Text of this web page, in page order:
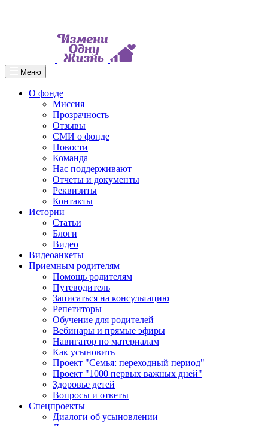
Меню
О фонде
Миссия
Прозрачность
Отзывы
СМИ о фонде
Новости
Команда
Нас поддерживают
Отчеты и документы
Реквизиты
Контакты
Истории
Статьи
Блоги
Видео
Видеоанкеты
Приемным родителям
Помощь родителям
Путеводитель
Записаться на консультацию
Репетиторы
Обучение для родителей
Вебинары и прямые эфиры
Навигатор по материалам
Как усыновить
Проект "Семья: переходный период"
Проект "1000 первых важных дней"
Здоровье детей
Вопросы и ответы
Спецпроекты
Диалоги об усыновлении